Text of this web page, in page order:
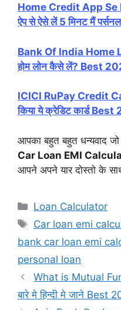
Home Credit App Se
ऐप से ऐसे लें 5 मिनट मैं
Bank Of India Home
होम लोन कैसे लें? Best
ICICI RuPay Credit
किया ये क्रेडिट कार्ड
आपका बहुत बहुत धन्यवाद
Car Loan EMI
आपने अपने यार दोस्तो के
Categories
Loan Calculator
Tags
Car loan emi
bank car loan emi
personal loan
What is Mutual
बारे मे हिन्दी मे जाने Best